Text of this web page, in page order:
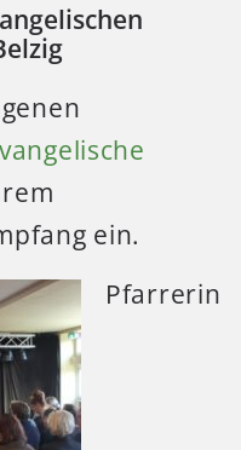
ein.
Pfarrerin